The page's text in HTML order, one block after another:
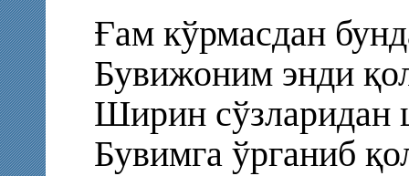
Ғам кўрмасдан
Бувижоним энди
Ширин сўзларидан
Бувимга ўрганиб